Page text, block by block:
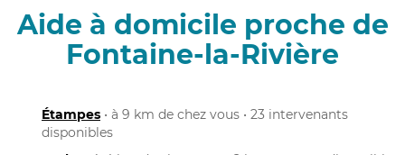
Aide à domicile proche de
Fontaine-la-Rivière
Étampes • à 9 km de chez vous • 23 intervenants
disponibles